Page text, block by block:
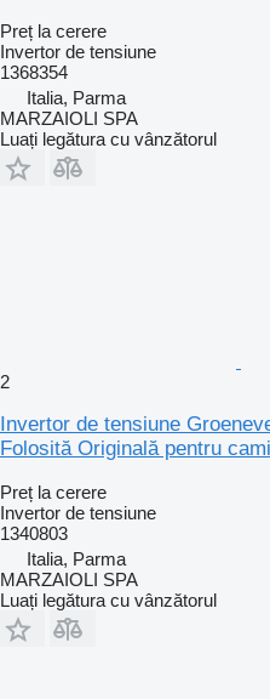
Preț la cerere
Invertor de tensiune
1368354
Italia, Parma
MARZAIOLI SPA
Luați legătura cu vânzătorul
2
Invertor de tensiune
Folosită Originală pentru
Preț la cerere
Invertor de tensiune
1340803
Italia, Parma
MARZAIOLI SPA
Luați legătura cu vânzătorul